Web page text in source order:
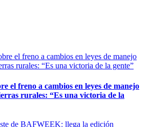
el freno a cambios en leyes de manejo
rurales: “Es una victoria de la